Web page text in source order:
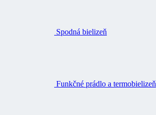
Spodná bielizeň
Funkčné prádlo a termobielizeň